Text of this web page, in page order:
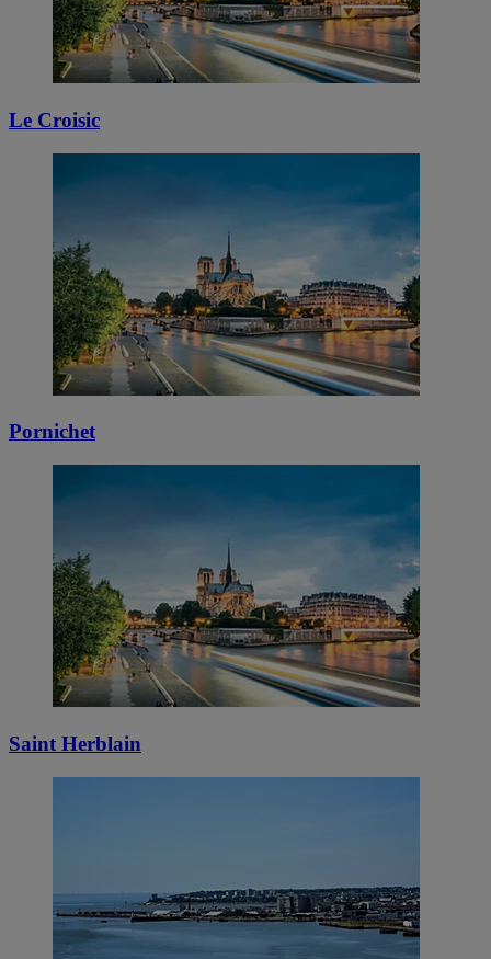
Le Croisic
Pornichet
Saint Herblain